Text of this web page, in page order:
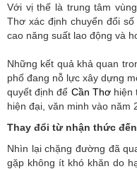
Với vị thế là trung tâm
Thơ xác định chuyển đổi
cao năng suất lao động và
Những kết quả khả quan
phố đang nỗ lực xây dựng
quyết định để Cần Thơ hiện
hiện đại, văn minh vào năm
Thay đổi từ nhận thức
Nhìn lại chặng đường đã
gặp không ít khó khăn do